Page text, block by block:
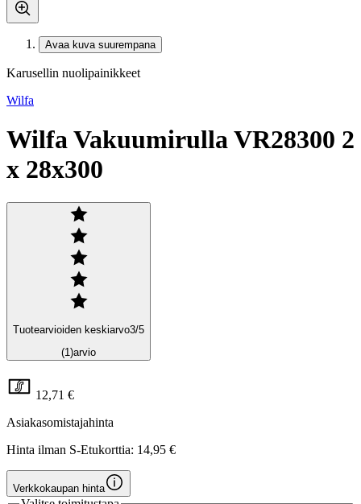
Avaa kuva suurempana
Karusellin nuolipainikkeet
Wilfa
Wilfa Vakuumirulla VR28300 2
x 28x300
Tuotearvioiden keskiarvo3/5
(1)arvio
12,71 €
Asiakasomistajahinta
Hinta ilman S-Etukorttia: 14,95 €
Verkkokaupan hinta